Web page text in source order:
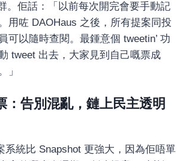
。佢話：「以前每次開完會要手動記
用咗 DAOHaus 之後，所有提案同投
可以隨時查閱。最鍾意個 tweetin’ 功
tweet 出去，大家見到自己嘅票成
」
：告別混亂，鏈上民主透明
系統比 Snapshot 更強大，因為佢唔單